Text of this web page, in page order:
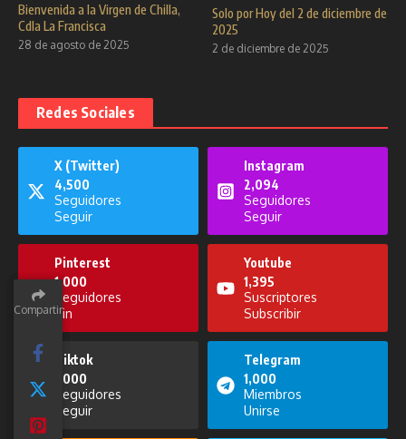
Compartir
Bienvenida a la Virgen de Chilla,
Cdla La Francisca
28 de agosto de 2025
Solo por Hoy del 2 de diciembre de
2025
2 de diciembre de 2025
Redes Sociales
X (Twitter)
4,500
Seguidores
Seguir
Instagram
2,094
Seguidores
Seguir
Pinterest
1,000
Seguidores
Pin
Youtube
1,395
Suscriptores
Subscribir
Tiktok
1,000
Seguidores
Seguir
Telegram
1,000
Miembros
Unirse
Compartir
Compartir